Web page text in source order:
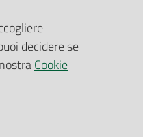
decidere se
Cookie